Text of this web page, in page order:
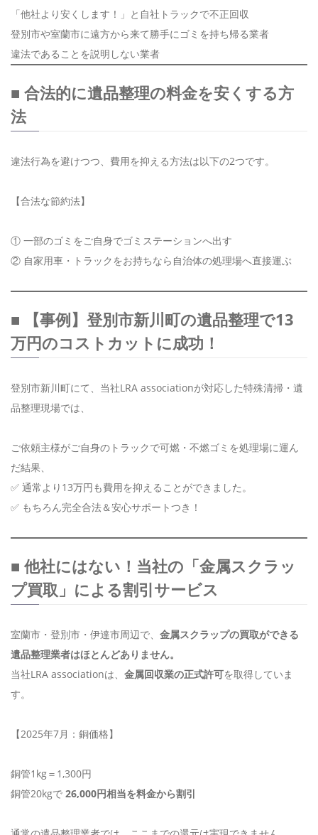
「他社より安くします！」と自社トラックで不正回収
登別市や室蘭市に遠方から来て勝手にゴミを持ち帰る業者
違法であることを説明しない業者
■ 合法的に遺品整理の料金を安くする方
法
違法行為を避けつつ、費用を抑える方法は以下の2つです。
【合法な節約法】
① 一部のゴミをご自身でゴミステーションへ出す
② 自家用車・トラックをお持ちなら自治体の処理場へ直接運ぶ
■ 【事例】登別市新川町の遺品整理で13
万円のコストカットに成功！
登別市新川町にて、当社LRA associationが対応した特殊清掃・遺
品整理現場では、
ご依頼主様がご自身のトラックで可燃・不燃ゴミを処理場に運ん
だ結果、
✅ 通常より13万円も費用を抑えることができました。
✅ もちろん完全合法＆安心サポートつき！
■ 他社にはない！当社の「金属スクラッ
プ買取」による割引サービス
室蘭市・登別市・伊達市周辺で、 金属スクラップの買取ができる
遺品整理業者はほとんどありません。
当社LRA associationは、 金属回収業の正式許可を取得していま
す。
【2025年7月：銅価格】
銅管1kg＝1,300円
銅管20kgで 26,000円相当を料金から割引